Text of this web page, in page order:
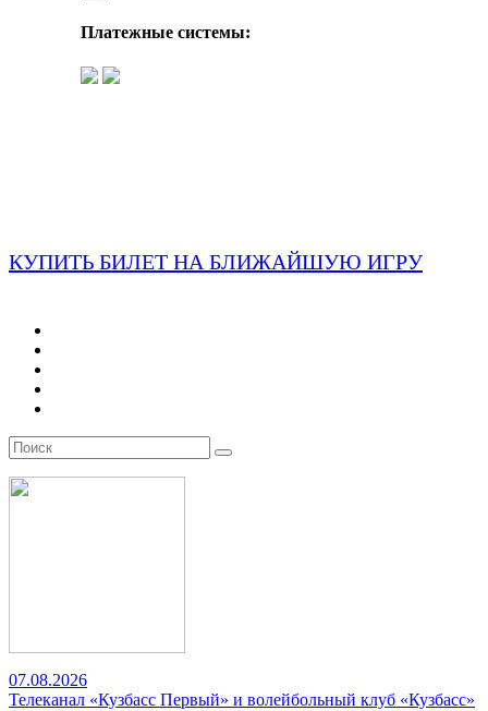
Платежные системы:
КУПИТЬ БИЛЕТ НА БЛИЖАЙШУЮ ИГРУ
07.08.2026
Телеканал «Кузбасс Первый» и волейбольный клуб «Кузбасс»